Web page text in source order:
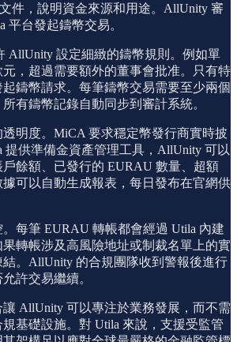
件，說明資金來源和用途。AllUnity 審
平台發起鑄幣交易。
AllUnity 設定細緻的鑄幣規則。例如單
元，超過需要額外的董事會批准。只有特
鑄幣請求。每筆鑄幣交易需要至少兩個
有鑄幣記錄自動同步到審計系統。
明度。MiCA 要求穩定幣發行商實時披
提供準備金資產管理工具，AllUnity 可以
餘額、已發行的 EURAU 數量、超額
可以自動生成報表，每日發布在官網供
每筆 EURAU 轉帳都會經過 Utila 內建
轉帳涉及高風險地址或制裁名單上的實
。AllUnity 的合規團隊收到警報後進行
許交易繼續。
AllUnity 可以專注於業務發展，而不需
基礎設施。對 Utila 來說，支援受監管